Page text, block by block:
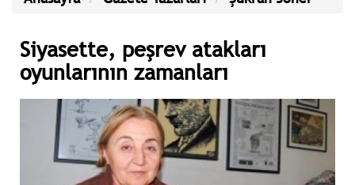
Siyasette, peşrev atakları
oyunlarının zamanları